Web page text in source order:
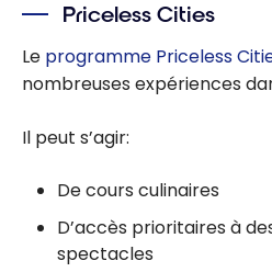
Priceless Cities
Le programme Priceless
nombreuses expériences
Il peut s’agir:
De cours culinaires
D’accès prioritaires à
spectacles